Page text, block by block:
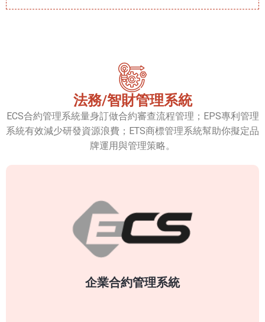
法務/智財管理系統
ECS合約管理系統量身訂做合約審查流程管理；EPS專利管理
系統有效減少研發資源浪費；ETS商標管理系統幫助你擬定品
牌運用與管理策略。
企業合約管理系統
體驗真正的合約管理系統，因為只有用正確的工
具，才能大幅提升法務人員績效及合約案件審核
了解更多